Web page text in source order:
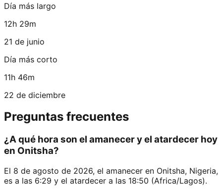
Día más largo
12h 29m
21 de junio
Día más corto
11h 46m
22 de diciembre
Preguntas frecuentes
¿A qué hora son el amanecer y el atardecer hoy
en Onitsha?
El 8 de agosto de 2026, el amanecer en Onitsha, Nigeria,
es a las 6:29 y el atardecer a las 18:50 (Africa/Lagos).